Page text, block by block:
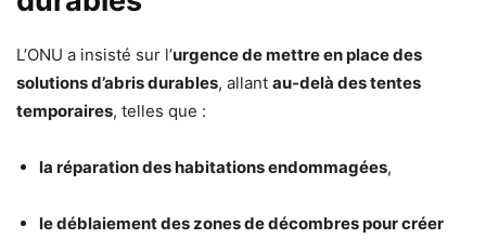
L’ONU a insisté sur l’urgence de mettre en place des
solutions d’abris durables, allant au-delà des tentes
temporaires, telles que :
la réparation des habitations endommagées,
le déblaiement des zones de décombres pour créer